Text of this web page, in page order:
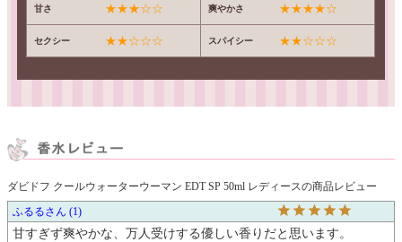
甘さ ★★★☆☆ 爽やかさ ★★★★☆
セクシー ★★☆☆☆ スパイシー ★★☆☆☆
ダビドフ クールウォーターウーマン EDT SP 50ml レディースの商品レビュー
ふるる
1
甘すぎず爽やかな、万人受けする優しい香りだと思います。